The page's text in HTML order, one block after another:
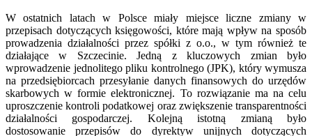
W ostatnich latach w Polsce miały miejsce liczne zmiany w
przepisach dotyczących księgowości, które mają wpływ na sposób
prowadzenia działalności przez spółki z o.o., w tym również te
działające w Szczecinie. Jedną z kluczowych zmian było
wprowadzenie jednolitego pliku kontrolnego (JPK), który wymusza
na przedsiębiorcach przesyłanie danych finansowych do urzędów
skarbowych w formie elektronicznej. To rozwiązanie ma na celu
uproszczenie kontroli podatkowej oraz zwiększenie transparentności
działalności gospodarczej. Kolejną istotną zmianą było
dostosowanie przepisów do dyrektyw unijnych dotyczących